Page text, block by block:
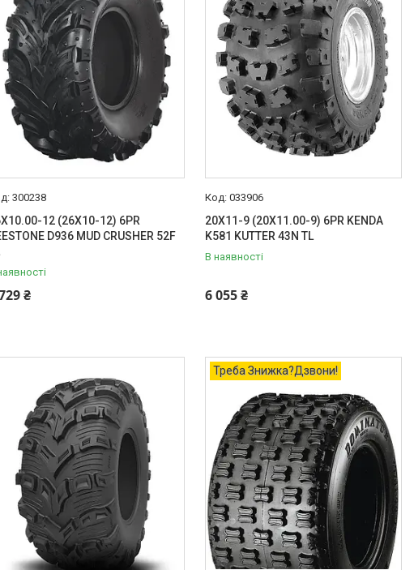
300238
12 (26X10-12) 6PR
D936 MUD CRUSHER 52F
₴
033906
20X11-9 (20X11.00-9) 6PR KENDA
K581 KUTTER 43N TL
В наявності
6 055 ₴
Треба Знижка?Дзвони!